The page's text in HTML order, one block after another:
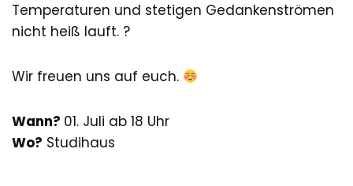
Temperaturen und stetigen Gedankenströmen
nicht heiß lauft. ?
Wir freuen uns auf euch.
Wann? 01. Juli ab 18 Uhr
Wo? Studihaus